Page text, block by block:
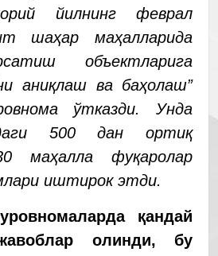
йилнинг феврал
шаҳар маҳалларида
объектларига
аниқлаш ва баҳолаш”
ўтказди. Унда
500 дан ортиқ
маҳалла фуқаролар
иштирок этди.
қандай
олинди, бу